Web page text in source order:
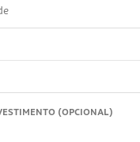
VALOR PARA INVESTIMENTO (OPCIONAL)